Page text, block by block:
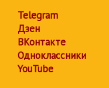
Telegram
Дзен
ВКонтакте
Одноклассники
YouTube